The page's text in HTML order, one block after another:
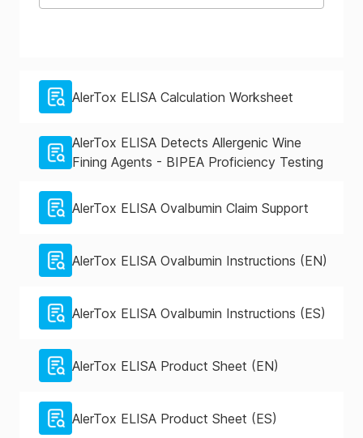
AlerTox ELISA Calculation Worksheet
AlerTox ELISA Detects Allergenic Wine
Fining Agents - BIPEA Proficiency Testing
AlerTox ELISA Ovalbumin Claim Support
AlerTox ELISA Ovalbumin Instructions (EN)
AlerTox ELISA Ovalbumin Instructions (ES)
AlerTox ELISA Product Sheet (EN)
AlerTox ELISA Product Sheet (ES)